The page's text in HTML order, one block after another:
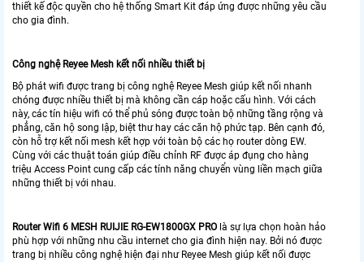
thiết kế độc quyền cho hệ thống Smart Kit đáp ứng được những yêu cầu
cho gia đình.
Công nghệ Reyee Mesh kết nối nhiều thiết bị
Bộ phát wifi được trang bị công nghệ Reyee Mesh giúp kết nối nhanh
chóng được nhiều thiết bị mà không cần cáp hoặc cấu hình. Với cách
này, các tín hiệu wifi có thể phủ sóng được toàn bộ những tầng rộng và
phẳng, căn hộ song lập, biệt thư hay các căn hộ phức tạp. Bên cạnh đó,
còn hỗ trợ kết nối mesh kết hợp với toàn bộ các họ router dòng EW.
Cùng với các thuật toán giúp điều chỉnh RF được áp đụng cho hàng
triệu Access Point cung cấp các tính năng chuyển vùng liền mạch giữa
những thiết bị với nhau.
Router Wifi 6 MESH RUIJIE RG-EW1800GX PRO là sự lựa chọn hoàn hảo
phù hợp với những nhu cầu internet cho gia đình hiện nay. Bởi nó được
trang bị nhiều công nghệ hiện đại như Reyee Mesh giúp kết nối được